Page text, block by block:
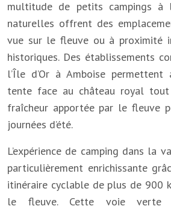
multitude de petits campings à
naturelles offrent des
vue sur le fleuve ou à proximité
historiques. Des établissements
l’Île d’Or à Amboise
tente face au château royal
fraîcheur apportée par le fleuve
journées d’été.
L’expérience de camping dans la
particulièrement enrichissante
itinéraire cyclable de plus de 900
le fleuve. Cette voie verte